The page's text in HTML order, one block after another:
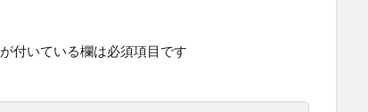
が付いている欄は必須項目です